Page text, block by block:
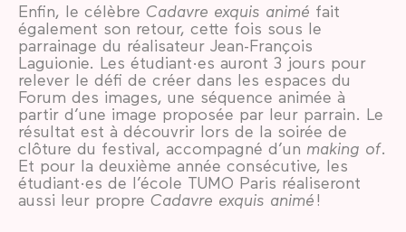
Enfin, le célèbre Cadavre exquis animé fait
également son retour, cette fois sous le
parrainage du réalisateur Jean-François
Laguionie. Les étudiant·es auront 3 jours pour
relever le défi de créer dans les espaces du
Forum des images, une séquence animée à
partir d’une image proposée par leur parrain. Le
résultat est à découvrir lors de la soirée de
clôture du festival, accompagné d’un making of.
Et pour la deuxième année consécutive, les
étudiant·es de l’école TUMO Paris réaliseront
aussi leur propre Cadavre exquis animé!